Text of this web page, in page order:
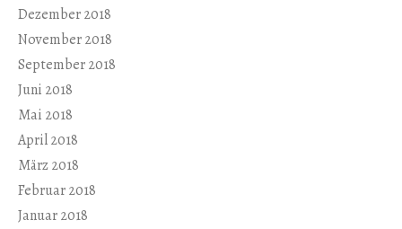
Dezember 2018
November 2018
September 2018
Juni 2018
Mai 2018
April 2018
März 2018
Februar 2018
Januar 2018